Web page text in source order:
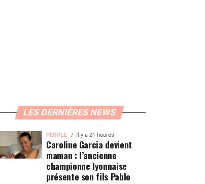
LES DERNIÈRES NEWS
PEOPLE Il y a 21 heures
Caroline Garcia devient
maman : l’ancienne
championne lyonnaise
présente son fils Pablo